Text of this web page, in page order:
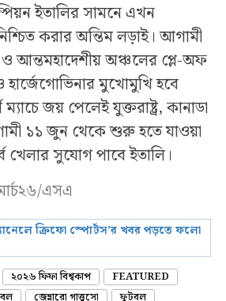
ইতালির সামনে এখন
করার অন্তিম লড়াই। আগামী
আন্তমহাদেশীয় অঞ্চলের প্লে-অফ
হার্জেগোভিনার মুখোমুখি হবে
জয় পেলেই যুক্তরাষ্ট্র, কানাডা
১১ জুন থেকে শুরু হতে যাওয়া
খেলার সুযোগ পাবে ইতালি।
এসএ
ক্রিফো স্পোর্টস’র খবর পড়তে ফলো
২০২৬ ফিফা বিশ্বকাপ
FEATURED
জেন্নারো গাত্তুসো ফুটবল